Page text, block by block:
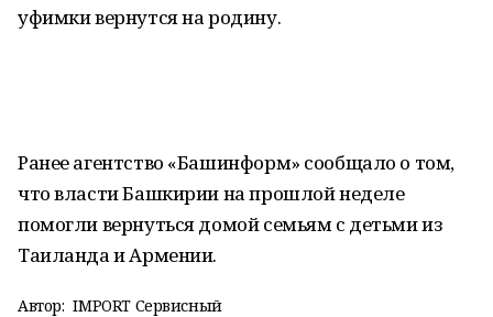
уфимки вернутся на родину.
Ранее агентство «Башинформ» сообщало о том,
что власти Башкирии на прошлой неделе
помогли вернуться домой семьям с детьми из
Таиланда и Армении.
Автор: IMPORT Сервисный